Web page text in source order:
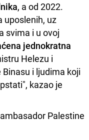
, a od 2022.
uposlenih, uz
svima i u ovoj
jednokratna
Helezu i
i ljudima koji
kazao je
Palestine